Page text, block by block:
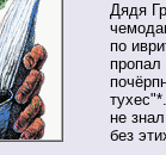
Дядя
по
не
без